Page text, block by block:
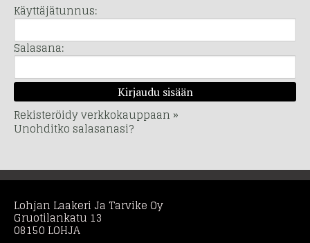
Käyttäjätunnus:
Salasana:
Rekisteröidy verkkokauppaan »
Unohditko salasanasi?
Lohjan Laakeri Ja Tarvike Oy
Gruotilankatu 13
08150 LOHJA